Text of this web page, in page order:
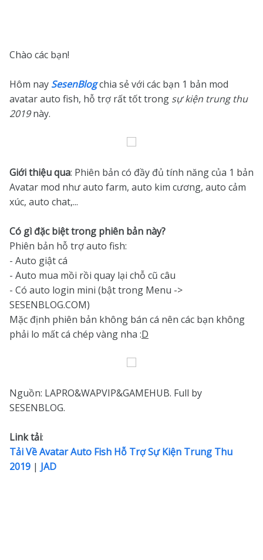
Chào các bạn!
Hôm nay SesenBlogchia sẻ với các bạn 1 bản mod
avatar auto fish, hỗ trợ rất tốt trong sự kiện trung thu
2019này.
Giới thiệu qua: Phiên bản có đầy đủ tính năng của 1 bản
Avatar mod như auto farm, auto kim cương, auto cảm
xúc, auto chat,...
Có gì đặc biệt trong phiên bản này?
Phiên bản hỗ trợ auto fish:
- Auto giật cá
- Auto mua mồi rồi quay lại chỗ cũ câu
- Có auto login mini (bật trong Menu ->
SESENBLOG.COM)
Mặc định phiên bản không bán cá nên các bạn không
phải lo mất cá chép vàng nha :D
Nguồn: LAPRO&WAPVIP&GAMEHUB. Full by
SESENBLOG.
Link tải:
Tải Về Avatar Auto Fish Hỗ Trợ Sự Kiện Trung Thu
2019 | JAD